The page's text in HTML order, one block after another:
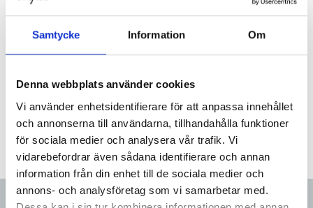
Samtycke Information Om
Denna webbplats använder cookies
Vi använder enhetsidentifierare för att anpassa innehållet
och annonserna till användarna, tillhandahålla funktioner
för sociala medier och analysera vår trafik. Vi
vidarebefordrar även sådana identifierare och annan
information från din enhet till de sociala medier och
annons- och analysföretag som vi samarbetar med.
1124-ISO040X32W Kona konc DIN11865 ISO
1124-ISO050X32W Kona konc DIN11865 ISO
1124-ISO050X40W Kona konc DIN11865 ISO